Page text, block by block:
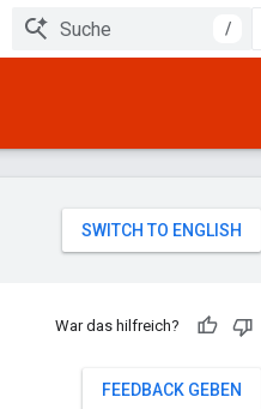
/
War das hilfreich?
FEEDBACK GEBEN